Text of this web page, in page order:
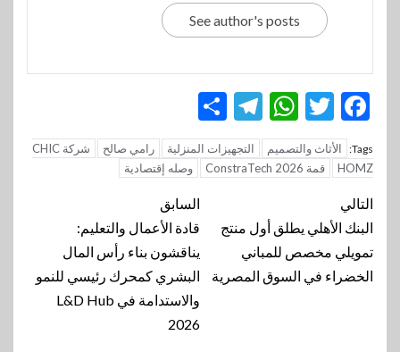
See author's posts
Facebook
Twitter
WhatsApp
Telegram
Tags: الأثاث والتصميم التجهيزات المنزلية رامي صالح
شركة CHIC
HOMZ
قمة ConstraTech 2026 وصله إقتصادية
تنقل
المقالة
السابق
قادة الأعمال والتعليم:
يناقشون بناء رأس المال
البشري كمحرك رئيسي للنمو
والاستدامة في L&D Hub
2026
التالي
البنك الأهلي يطلق أول منتج
تمويلي مخصص للمباني
الخضراء في السوق المصرية